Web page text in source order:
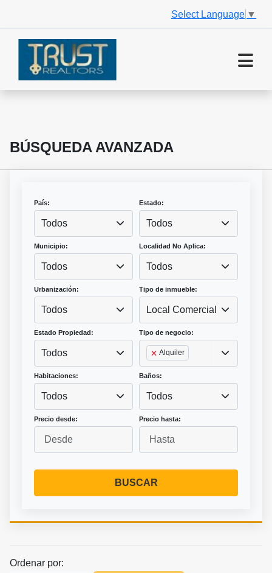
Select Language ▼
BÚSQUEDA AVANZADA
País:
Todos
Estado:
Todos
Municipio:
Todos
Localidad No Aplica:
Todos
Urbanización:
Todos
Tipo de inmueble:
Local Comercial
Estado Propiedad:
Todos
Tipo de negocio:
Alquiler
Habitaciones:
Todos
Baños:
Todos
Precio desde: Precio hasta:
BUSCAR
Ordenar por: